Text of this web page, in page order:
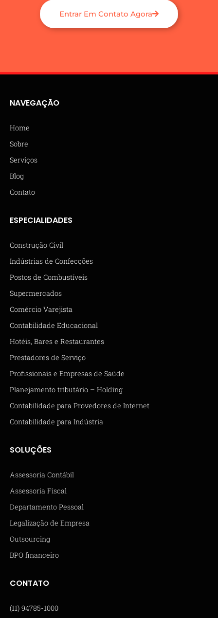
Entrar Em Contato Agora
NAVEGAÇÃO
Home
Sobre
Serviços
Blog
Contato
ESPECIALIDADES
Construção Civil
Indústrias de Confecções
Postos de Combustíveis
Supermercados
Comércio Varejista
Contabilidade Educacional
Hotéis, Bares e Restaurantes
Prestadores de Serviço
Profissionais e Empresas de Saúde
Planejamento tributário – Holding
Contabilidade para Provedores de Internet
Contabilidade para Indústria
SOLUÇÕES
Assessoria Contábil
Assessoria Fiscal
Departamento Pessoal
Legalização de Empresa
Outsourcing
BPO financeiro
CONTATO
(11) 94785-1000